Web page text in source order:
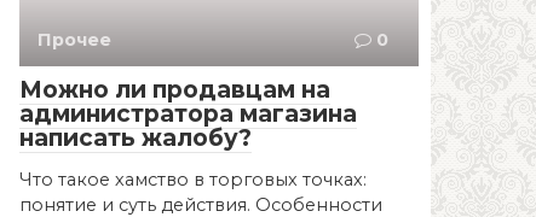
Прочее 0
Можно ли продавцам на
администратора магазина
написать жалобу?
Что такое хамство в торговых точках:
понятие и суть действия. Особенности